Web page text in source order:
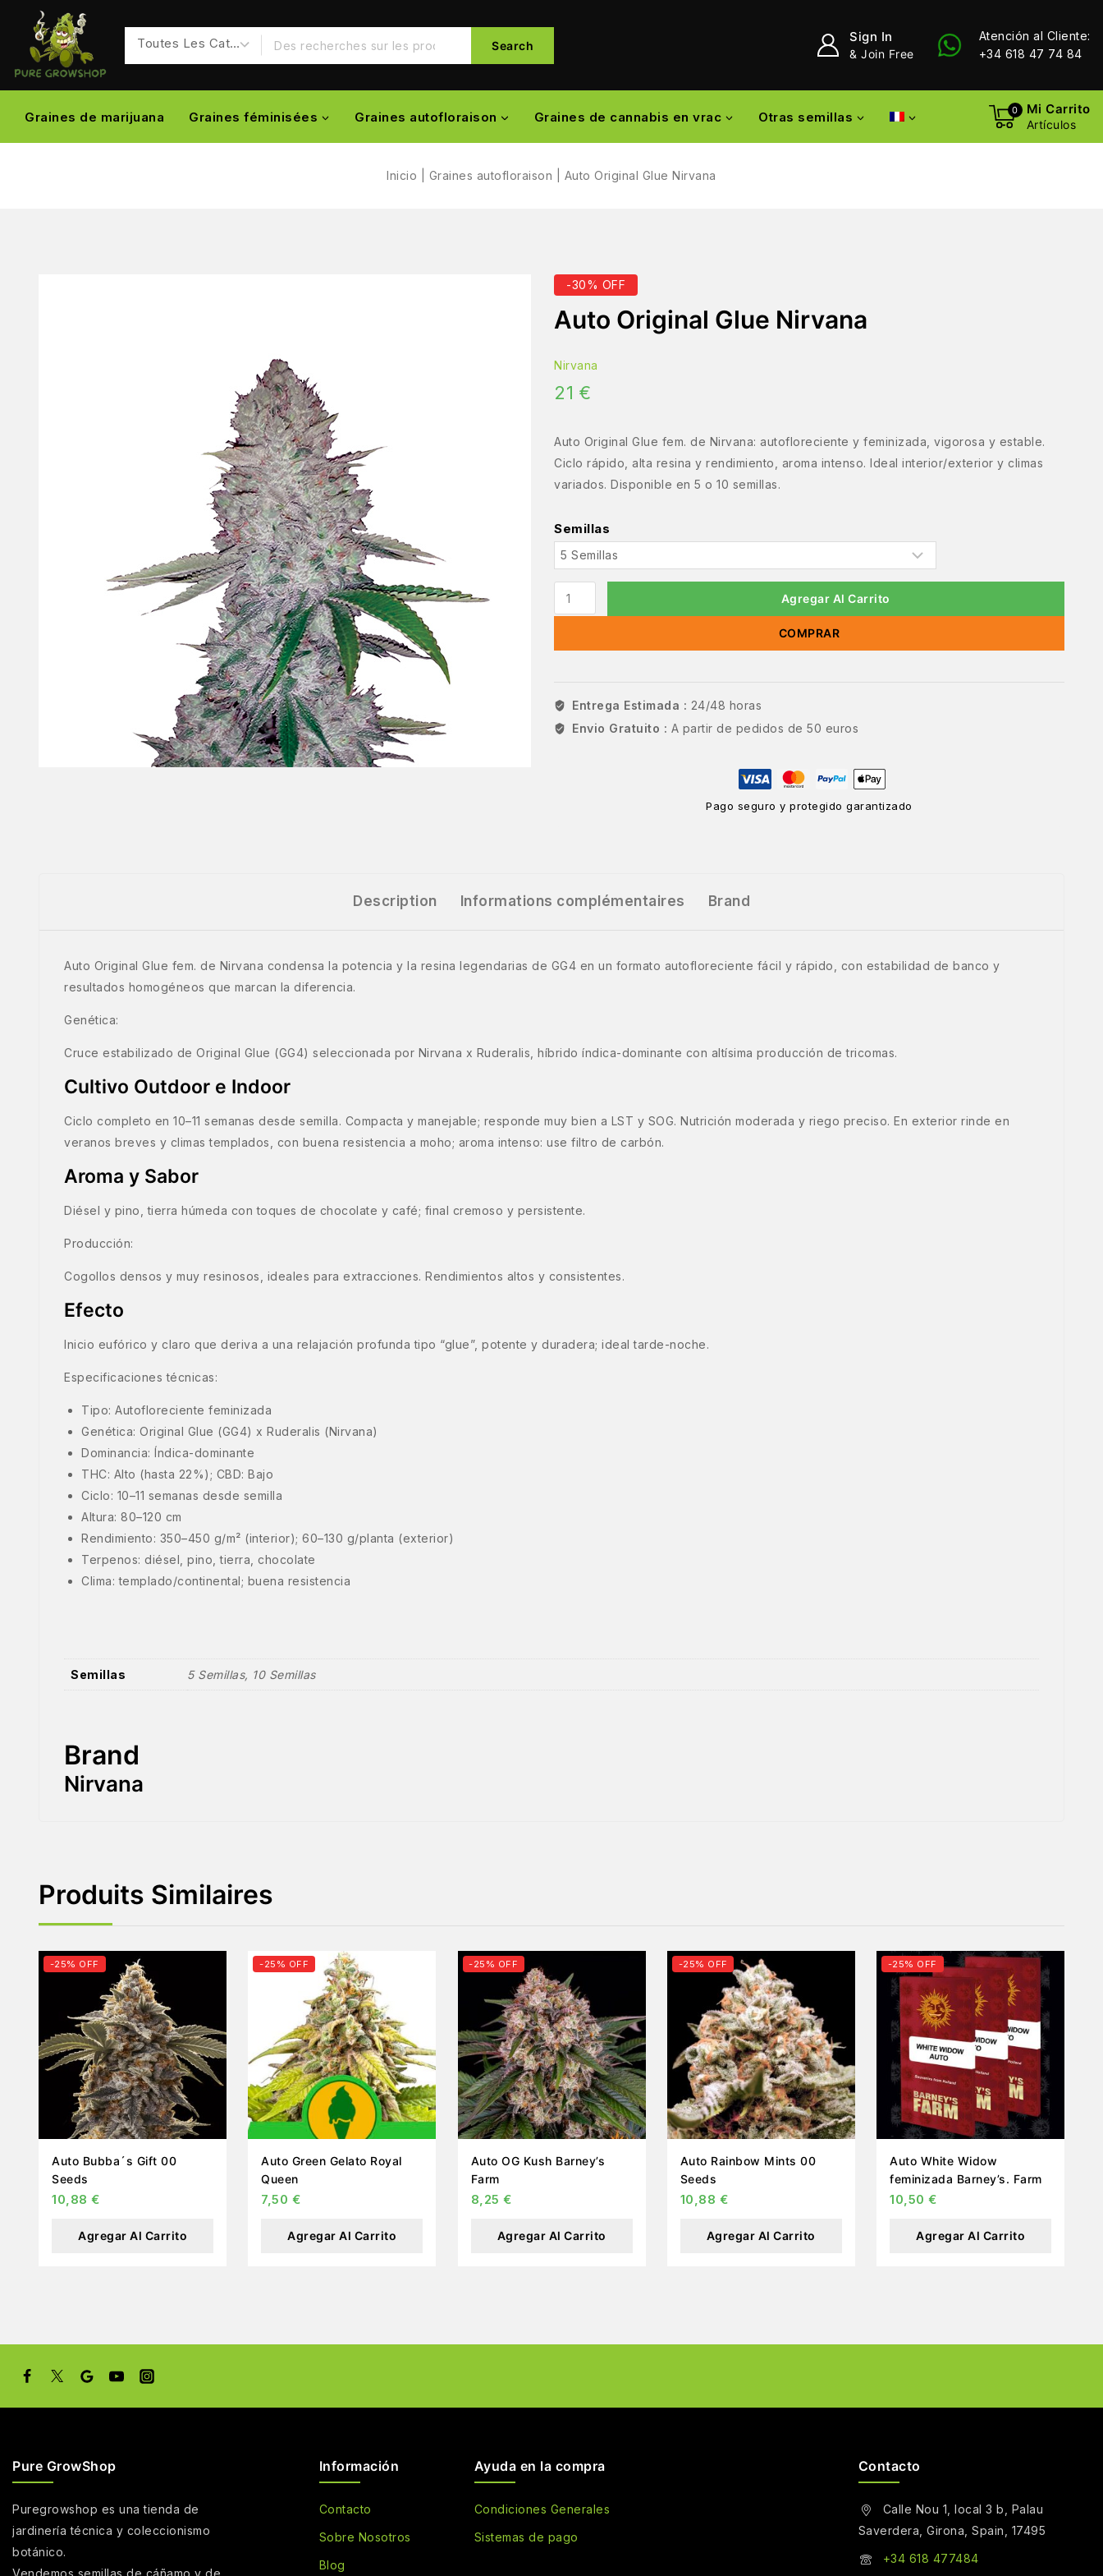
Search
Sign In
& Join Free
Atención al Cliente:
+34 618 47 74 84
Graines de marijuana Graines féminisées Graines autofloraison Graines de cannabis en vrac Otras semillas 0 Mi Carrito
Artículos
Inicio Graines autofloraison Auto Original Glue Nirvana
-30% OFF
Auto Original Glue Nirvana
Nirvana
21 €
Auto Original Glue fem. de Nirvana: autofloreciente y feminizada, vigorosa y estable.
Ciclo rápido, alta resina y rendimiento, aroma intenso. Ideal interior/exterior y climas
variados. Disponible en 5 o 10 semillas.
Semillas
Agregar Al Carrito
COMPRAR
Entrega Estimada : 24/48 horas
Envio Gratuito : A partir de pedidos de 50 euros
Pago seguro y protegido garantizado
Description Informations complémentaires Brand
Auto Original Glue fem. de Nirvana condensa la potencia y la resina legendarias de GG4 en un formato autofloreciente fácil y rápido, con estabilidad de banco y
resultados homogéneos que marcan la diferencia.
Genética:
Cruce estabilizado de Original Glue (GG4) seleccionada por Nirvana x Ruderalis, híbrido índica-dominante con altísima producción de tricomas.
Cultivo Outdoor e Indoor
Ciclo completo en 10–11 semanas desde semilla. Compacta y manejable; responde muy bien a LST y SOG. Nutrición moderada y riego preciso. En exterior rinde en
veranos breves y climas templados, con buena resistencia a moho; aroma intenso: use filtro de carbón.
Aroma y Sabor
Diésel y pino, tierra húmeda con toques de chocolate y café; final cremoso y persistente.
Producción:
Cogollos densos y muy resinosos, ideales para extracciones. Rendimientos altos y consistentes.
Efecto
Inicio eufórico y claro que deriva a una relajación profunda tipo “glue”, potente y duradera; ideal tarde-noche.
Especificaciones técnicas:
Tipo: Autofloreciente feminizada
Genética: Original Glue (GG4) x Ruderalis (Nirvana)
Dominancia: Índica-dominante
THC: Alto (hasta 22%); CBD: Bajo
Ciclo: 10–11 semanas desde semilla
Altura: 80–120 cm
Rendimiento: 350–450 g/m² (interior); 60–130 g/planta (exterior)
Terpenos: diésel, pino, tierra, chocolate
Clima: templado/continental; buena resistencia
Semillas 5 Semillas, 10 Semillas
Brand
Nirvana
Produits Similaires
-25% OFF
Auto Bubba´s Gift 00
Seeds
10,88 €
Agregar Al Carrito
-25% OFF
Auto Green Gelato Royal
Queen
7,50 €
Agregar Al Carrito
-25% OFF
Auto OG Kush Barney’s
Farm
8,25 €
Agregar Al Carrito
-25% OFF
Auto Rainbow Mints 00
Seeds
10,88 €
Agregar Al Carrito
-25% OFF
Auto White Widow
feminizada Barney’s. Farm
10,50 €
Agregar Al Carrito
Pure GrowShop
Puregrowshop es una tienda de
jardinería técnica y coleccionismo
botánico.
Vendemos semillas de cáñamo y de
Información
Contacto
Sobre Nosotros
Blog
Ayuda en la compra
Condiciones Generales
Sistemas de pago
Contacto
Calle Nou 1, local 3 b, Palau
Saverdera, Girona, Spain, 17495
+34 618 477484